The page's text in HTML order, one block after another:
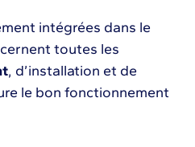
intégrées dans le
toutes les
, d’installation et de
le bon fonctionnement